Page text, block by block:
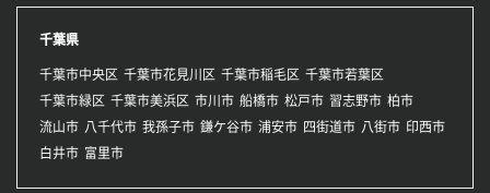
千葉県
千葉市中央区 千葉市花見川区 千葉市稲毛区 千葉市若葉区
千葉市緑区 千葉市美浜区 市川市 船橋市 松戸市 習志野市 柏市
流山市 八千代市 我孫子市 鎌ケ谷市 浦安市 四街道市 八街市 印西市
白井市 富里市